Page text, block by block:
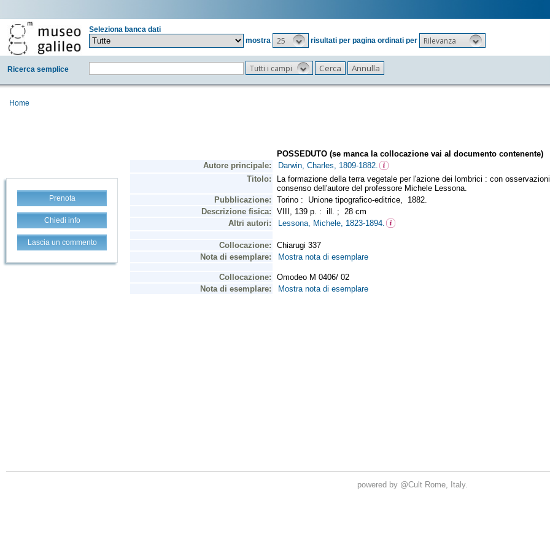
Seleziona banca dati
mostra
25 risultati per pagina ordinati per Rilevanza
Ricerca semplice Tutti i campi
Home
Prenota
Chiedi info
Lascia un commento
powered by @Cult Rome, Italy.